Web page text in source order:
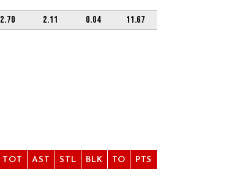
2.70 2.11 0.04 11.67
TOT AST STL BLK TO PTS